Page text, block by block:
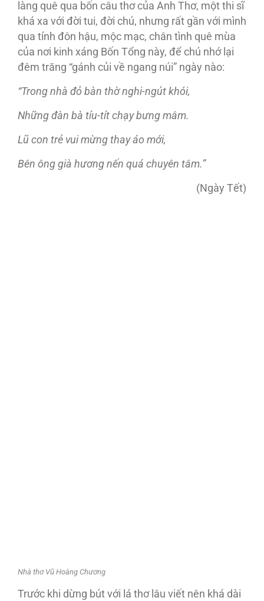
làng quê qua bốn câu thơ của Anh Thơ, một thi sĩ
khá xa với đời tui, đời chú, nhưng rất gần với mình
qua tính đôn hậu, mộc mạc, chân tình quê mùa
của nơi kinh xáng Bốn Tổng này, để chú nhớ lại
đêm trăng “gánh củi về ngang núi” ngày nào:
“Trong nhà đỏ bàn thờ nghi-ngút khói,
Những đàn bà tíu-tít chạy bưng mâm.
Lũ con trẻ vui mừng thay áo mới,
Bên ông già hương nến quá chuyên tâm.”
(Ngày Tết)
Nhà thơ Vũ Hoàng Chương
Trước khi dừng bút với lá thơ lâu viết nên khá dài